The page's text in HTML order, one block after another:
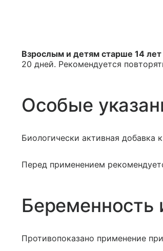
Взрослым и детям старше 14 лет
20 дней. Рекомендуется
Особые
Биологически активная добавка
Перед применением
Беременность
Противопоказано применение